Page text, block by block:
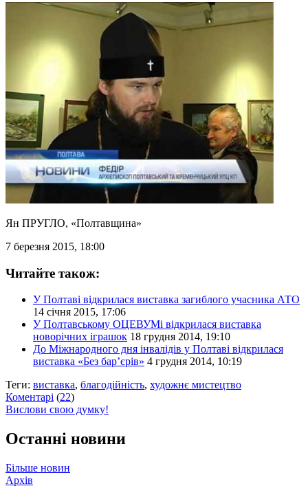
Ян ПРУГЛО, «Полтавщина»
7 березня 2015, 18:00
Читайте також:
У Полтаві відкрилася виставка загиблого учасника АТО
14 січня 2015, 17:06
У Полтавському ОЦЕВУМі відкрилася виставка
новорічних іграшок 18 грудня 2014, 19:10
До Міжнародного дня інвалідів у Полтаві відкрилася
виставка «Без бар’єрів» 4 грудня 2014, 10:19
Теги: виставка, благодійність, художнє мистецтво
Коментарі (22)
Вислови свою думку!
Останні новини
Більше новин
Архів